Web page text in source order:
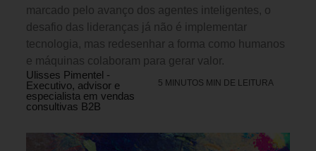
marcado pelo avanço dos agentes inteligentes, o
desafio das lideranças já não é implementar
tecnologia, mas redesenhar a forma como humanos
e máquinas colaboram para gerar valor.
Ulisses Pimentel -
Executivo, advisor e
especialista em vendas
consultivas B2B
5 MINUTOS MIN DE LEITURA